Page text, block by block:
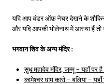
यदि आप वंडर ऑफ़ नेचर देखने के
और यदि आपकी भोलेनाथ में आस्था हैं
भगवान शिव के अन्य मंदिर :
सुध महादेव मंदिर, जम्मू – यहाँ पर
कामेश्वर धाम कारो – बलिया –